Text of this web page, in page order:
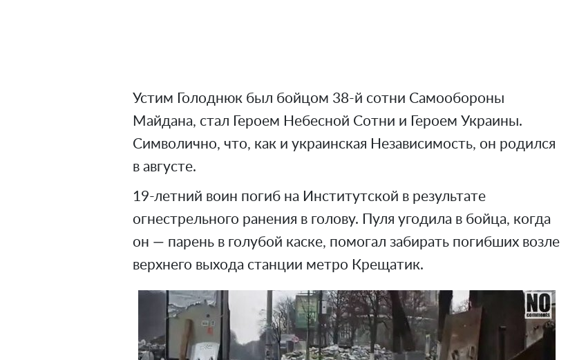
Устим Голоднюк был бойцом 38-й сотни Самообороны
Майдана, стал Героем Небесной Сотни и Героем Украины.
Символично, что, как и украинская Независимость, он родился
в августе.
19-летний воин погиб на Институтской в результате
огнестрельного ранения в голову. Пуля угодила в бойца, когда
он — парень в голубой каске, помогал забирать погибших возле
верхнего выхода станции метро Крещатик.